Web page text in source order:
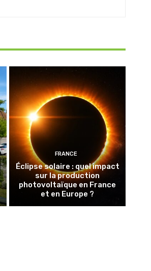
FRANCE
Éclipse solaire : quel impact
sur la production
photovoltaïque en France
et en Europe ?